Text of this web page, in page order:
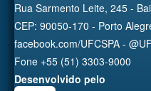
Rua Sarmento Leite, 245 -
CEP: 90050-170 - Porto
facebook.com/UFCSPA -
Fone +55 (51) 3303-9000
Desenvolvido pelo